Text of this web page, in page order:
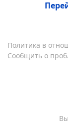
Политика в
Сообщить о